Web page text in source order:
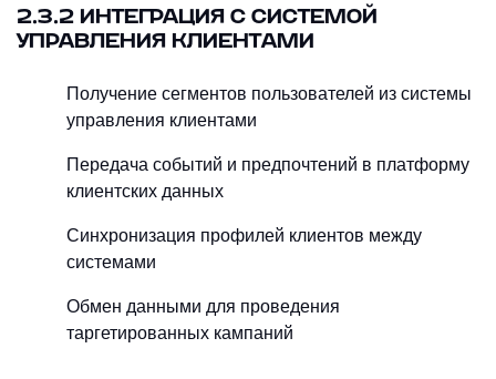
2.3.2 ИНТЕГРАЦИЯ С СИСТЕМОЙ
УПРАВЛЕНИЯ КЛИЕНТАМИ
Получение сегментов пользователей из системы
управления клиентами
Передача событий и предпочтений в платформу
клиентских данных
Синхронизация профилей клиентов между
системами
Обмен данными для проведения
таргетированных кампаний